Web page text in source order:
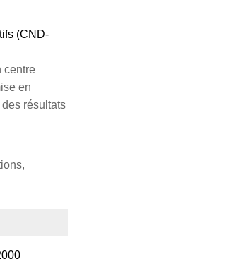
(CND-
centre
en
résultats